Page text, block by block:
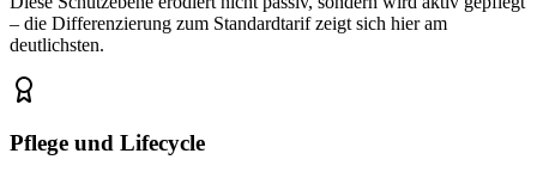
– die Differenzierung zum Standardtarif zeigt sich hier am
deutlichsten.
Pflege und Lifecycle